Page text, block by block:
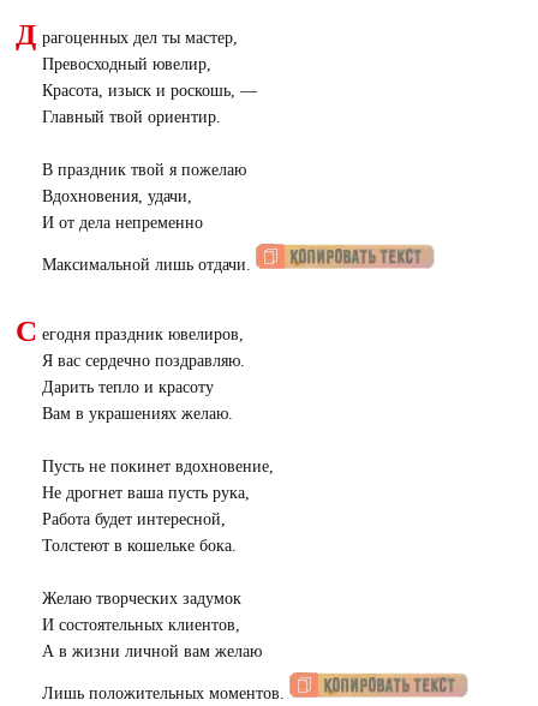
Д рагоценных дел ты мастер,
Превосходный ювелир,
Красота, изыск и роскошь, —
Главный твой ориентир.
В праздник твой я пожелаю
Вдохновения, удачи,
И от дела непременно
Максимальной лишь отдачи.
С егодня праздник ювелиров,
Я вас сердечно поздравляю.
Дарить тепло и красоту
Вам в украшениях желаю.
Пусть не покинет вдохновение,
Не дрогнет ваша пусть рука,
Работа будет интересной,
Толстеют в кошельке бока.
Желаю творческих задумок
И состоятельных клиентов,
А в жизни личной вам желаю
Лишь положительных моментов.